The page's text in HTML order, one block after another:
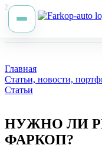
Главная
Статьи, новости,
Статьи
НУЖНО ЛИ
ФАРКОП?